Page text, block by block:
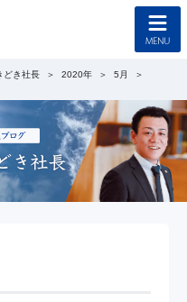
どき社長 2020年
5月